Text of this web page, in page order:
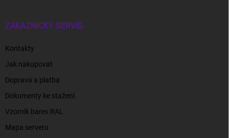
ZÁKAZNICKÝ SERVIS
Kontakty
Jak nakupovat
Doprava a platba
Dokumenty ke stažení
Vzorník barev RAL
Mapa serveru